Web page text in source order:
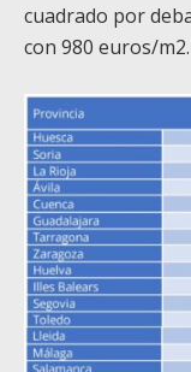
cuadrado por
con 980 euros/m2.